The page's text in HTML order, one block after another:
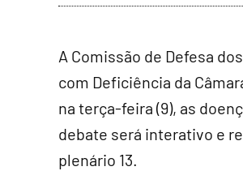
A Comissão de Defesa
com Deficiência da
na terça-feira (9), as
debate será interativo e
plenário 13.